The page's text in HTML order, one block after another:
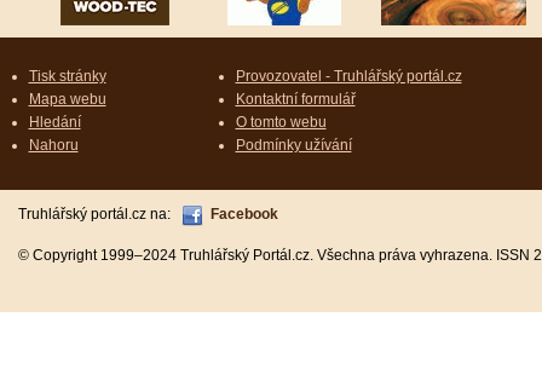
Tisk stránky
Mapa webu
Hledání
Nahoru
Provozovatel - Truhlářský portál.cz
Kontaktní formulář
O tomto webu
Podmínky užívání
Truhlářský portál.cz na: Facebook
© Copyright 1999–2024 Truhlářský Portál.cz. Všechna práva vyhrazena.